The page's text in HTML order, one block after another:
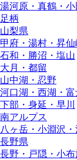
湯河原・真鶴・
足柄
山梨県
甲府・湯村・昇仙
石和・勝沼・塩山
大月・都留
山中湖・忍野
河口湖・西湖・
下部・身延・早川
南アルプス
八ヶ岳・小淵沢
長野県
長野・戸隠・小布